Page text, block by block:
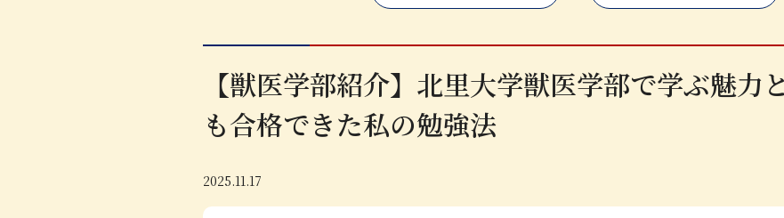
【獣医学部紹介】北里大学獣医学部で学ぶ魅力
も合格できた私の勉強法
2025.11.17